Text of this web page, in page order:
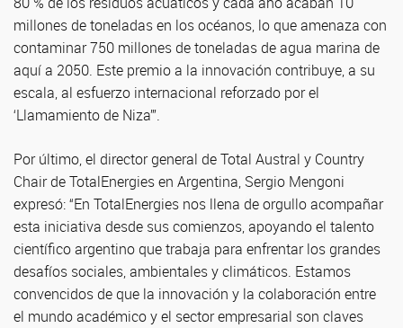
millones de toneladas en los océanos, lo que amenaza con
contaminar 750 millones de toneladas de agua marina de
aquí a 2050. Este premio a la innovación contribuye, a su
escala, al esfuerzo internacional reforzado por el
‘Llamamiento de Niza’”.
Por último, el director general de Total Austral y Country
Chair de TotalEnergies en Argentina, Sergio Mengoni
expresó: “En TotalEnergies nos llena de orgullo acompañar
esta iniciativa desde sus comienzos, apoyando el talento
científico argentino que trabaja para enfrentar los grandes
desafíos sociales, ambientales y climáticos. Estamos
convencidos de que la innovación y la colaboración entre
el mundo académico y el sector empresarial son claves